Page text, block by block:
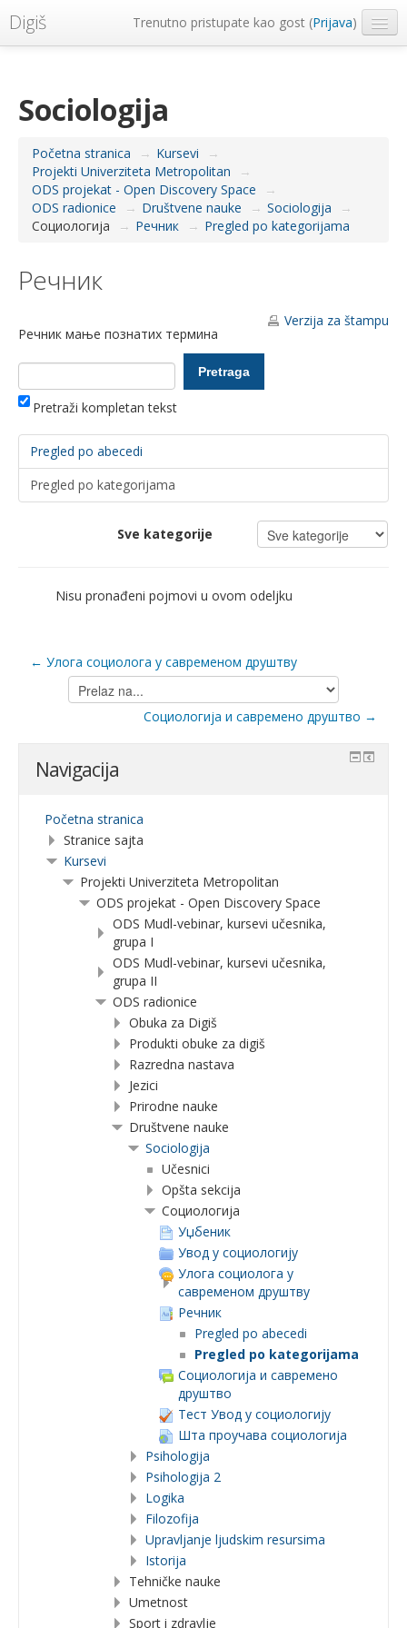
Digiš Trenutno pristupate kao gost (Prijava)
Srpski ‎(sr_lt)‎
Sociologija
Početna stranica → Kursevi
→
Projekti Univerziteta Metropolitan
→
ODS projekat - Open Discovery Space
→
ODS radionice
→ Društvene nauke → Sociologija
→
Социологија
→ Речник → Pregled po kategorijama
Речник
Verzija za štampu
Речник мање познатих термина
Pretraži kompletan tekst
Pregled po abecedi
Pregled po kategorijama
Sve kategorije
Nisu pronađeni pojmovi u ovom odeljku
← Улога социолога у савременом друштву
Prelaz
na...
Социологија и савремено друштво →
Navigacija
Početna stranica
Stranice sajta
Kursevi
Projekti Univerziteta Metropolitan
ODS projekat - Open Discovery Space
ODS Mudl-vebinar, kursevi učesnika,
grupa I
ODS Mudl-vebinar, kursevi učesnika,
grupa II
ODS radionice
Obuka za Digiš
Produkti obuke za digiš
Razredna nastava
Jezici
Prirodne nauke
Društvene nauke
Sociologija
Učesnici
Opšta sekcija
Социологија
Уџбеник
Увод у социологију
Улога социолога у
савременом друштву
Речник
Pregled po abecedi
Pregled po kategorijama
Социологија и савремено
друштво
Тест Увод у социологију
Шта проучава социологија
Psihologija
Psihologija 2
Logika
Filozofija
Upravljanje ljudskim resursima
Istorija
Tehničke nauke
Umetnost
Sport i zdravlje